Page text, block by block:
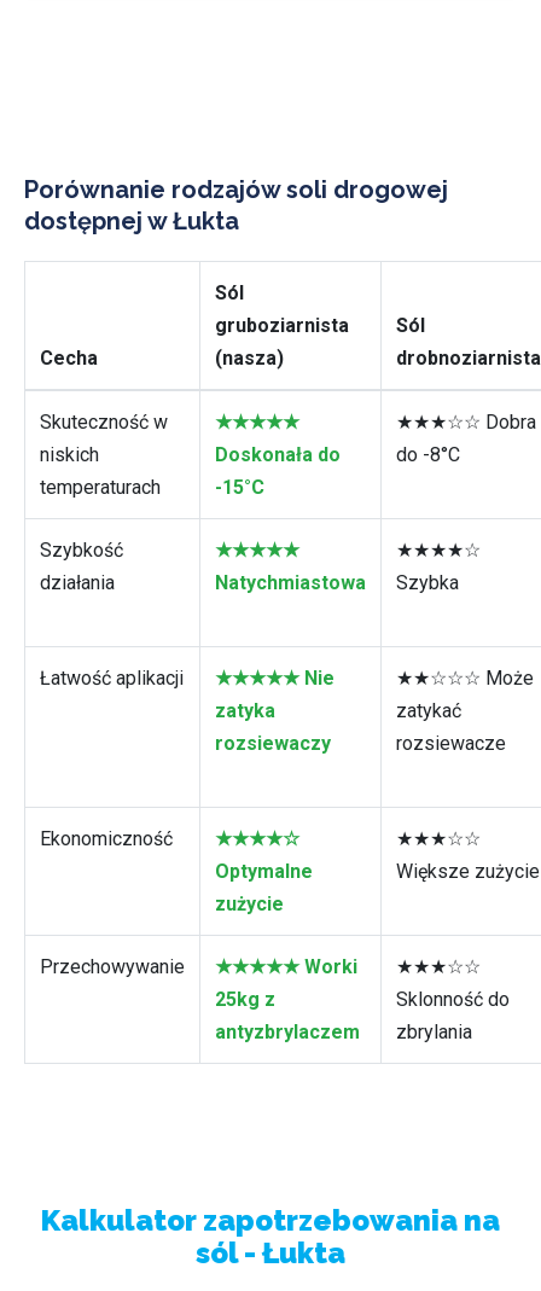
Porównanie rodzajów soli drogowej
dostępnej w Łukta
Cecha
Sól
gruboziarnista
(nasza)
Sól
drobnoziarnista
Skuteczność w
niskich
temperaturach
★★★★★
Doskonała do
-15°C
★★★☆☆ Dobra
do -8°C
Szybkość
działania
★★★★★
Natychmiastowa
★★★★☆
Szybka
Łatwość aplikacji
★★★★★ Nie
zatyka
rozsiewaczy
★★☆☆☆ Może
zatykać
rozsiewacze
Ekonomiczność
★★★★☆
Optymalne
zużycie
★★★☆☆
Większe zużycie
Przechowywanie
★★★★★ Worki
25kg z
antyzbrylaczem
★★★☆☆
Sklonność do
zbrylania
Kalkulator zapotrzebowania na
sól - Łukta